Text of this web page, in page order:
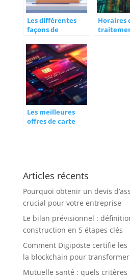
Les différentes
façons de
à la Banque
Postale selon vos
besoins
Horaires
Les meilleures
offres de carte
Articles récents
Pourquoi obtenir un devis
crucial pour votre entreprise
Le bilan prévisionnel :
construction en 5 étapes clés
Comment Digiposte certifie
la blockchain pour
Mutuelle santé : quels